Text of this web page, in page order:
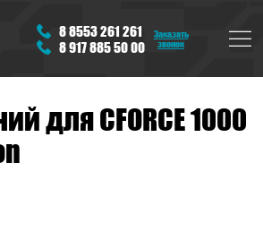
8 8553 261 261
8 917 885 50 00
Заказать
звонок
для CFORCE 1000